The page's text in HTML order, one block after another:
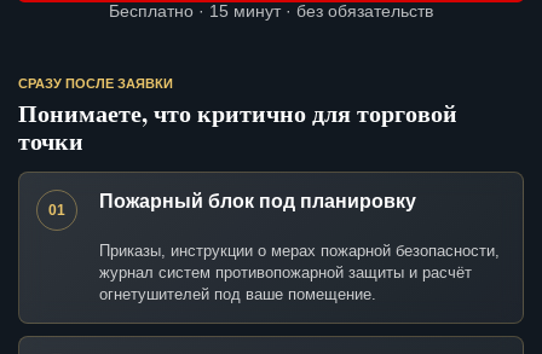
Бесплатно · 15 минут · без обязательств
СРАЗУ ПОСЛЕ ЗАЯВКИ
Понимаете, что критично для торговой
точки
01 Пожарный блок под планировку
Приказы, инструкции о мерах пожарной безопасности,
журнал систем противопожарной защиты и расчёт
огнетушителей под ваше помещение.